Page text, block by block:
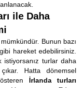
ile Daha
Bunun bazı
hareket edebilirsiniz.
istiyorsanız turlar daha
Hatta dönemsel
İrlanda turları